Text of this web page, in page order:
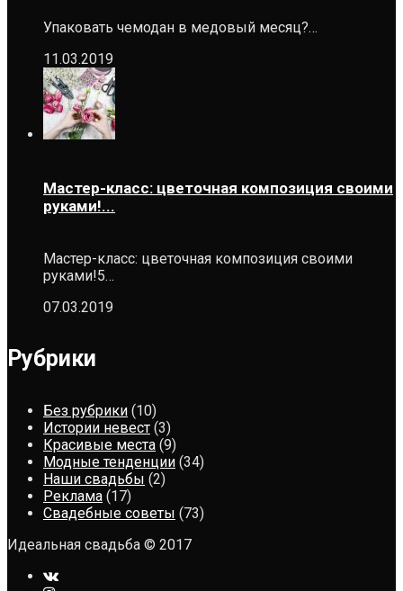
Упаковать чемодан в медовый месяц?…
11.03.2019
Мастер-класс: цветочная композиция своими
руками!...
Мастер-класс: цветочная композиция своими
руками!5…
07.03.2019
Рубрики
Без рубрики (10)
Истории невест (3)
Красивые места (9)
Модные тенденции (34)
Наши свадьбы (2)
Реклама (17)
Свадебные советы (73)
Идеальная свадьба © 2017